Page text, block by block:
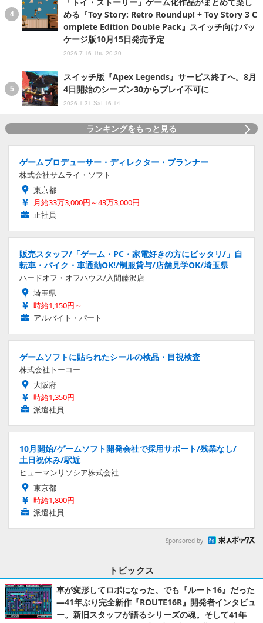
める『Toy Story: Retro Roundup! + Toy Story 3 C
omplete Edition Double Pack』スイッチ向けパッ
ケージ版10月15日発売予定
2026.7.16 Thu 20:30
スイッチ版『Apex Legends』サービス終了へ。8月
4日開始のシーズン30からプレイ不可に
2026.1.31 Sat 16:14
ランキングをもっと見る
ゲームプロデューサー・ディレクター・プランナー
株式会社サムライ・ソフト
東京都
月給33万3,000円～43万3,000円
正社員
販売スタッフ/「ゲーム・PC・家電好きの方にピッタリ/」自
転車・バイク・車通勤OK!/制服貸与/店舗見学OK/埼玉県
ハードオフ・オフハウス/入間藤沢店
埼玉県
時給1,150円～
アルバイト・パート
ゲームソフトに貼られたシールの検品・目視検査
株式会社トーコー
大阪府
時給1,350円
派遣社員
10月開始/ゲームソフト開発会社で採用サポート/残業なし/
土日祝休み/駅近
ヒューマンリソシア株式会社
東京都
時給1,800円
派遣社員
Sponsored by
トピックス
車が変形してロボになった、でも『ルート16』だった
―41年ぶり完全新作『ROUTE16R』開発者インタビュ
ー。新旧スタッフが語るシリーズの魂。そして41年